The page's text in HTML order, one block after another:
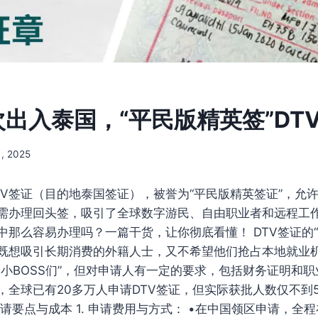
入泰国，“平民版精英签
2025
签证（目的地泰国签证），被誉为“平民版精英签证”，允
办理回头签，吸引了全球数字游民、自由职业者和远程工
那么容易办理吗？一篇干货，让你彻底看懂！ DTV签证的
想吸引长期消费的外籍人士，又不希望他们抢占本地就业
BOSS们”，但对申请人有一定的要求，包括财务证明和
全球已有20多万人申请DTV签证，但实际获批人数仅不到
要点与成本 1. 申请费用与方式： •在中国领区申请，全